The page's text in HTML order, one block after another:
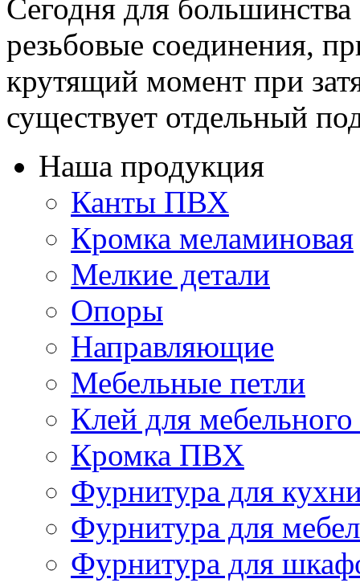
Сегодня для
резьбовые соединения,
крутящий момент при
существует отдельный
Наша продукция
Канты ПВХ
Кромка меламиновая
Мелкие детали
Опоры
Направляющие
Мебельные петли
Клей для мебельного
Кромка ПВХ
Фурнитура для
Фурнитура для
Фурнитура для